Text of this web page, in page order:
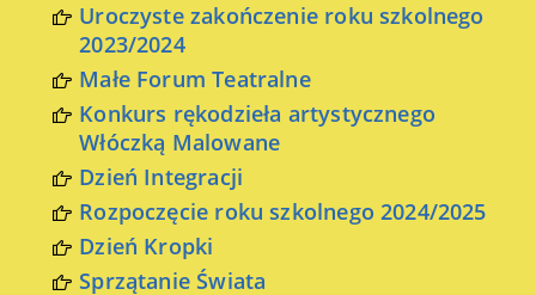
Uroczyste zakończenie roku szkolnego
2023/2024
Małe Forum Teatralne
Konkurs rękodzieła artystycznego
Włóczką Malowane
Dzień Integracji
Rozpoczęcie roku szkolnego 2024/2025
Dzień Kropki
Sprzątanie Świata